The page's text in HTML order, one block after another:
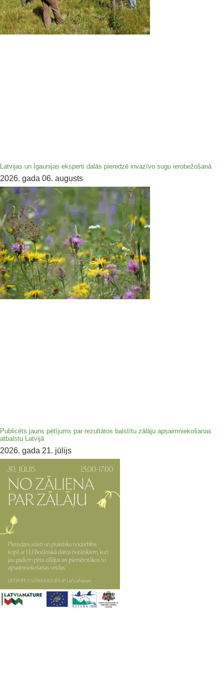
Latvijas un Igaunijas eksperti dalās pieredzē invazīvo sugu ierobežošanā
2026. gada 06. augusts
Publicēts jauns pētījums par rezultātos balstītu zālāju apsaimniekošanas
atbalstu Latvijā
2026. gada 21. jūlijs